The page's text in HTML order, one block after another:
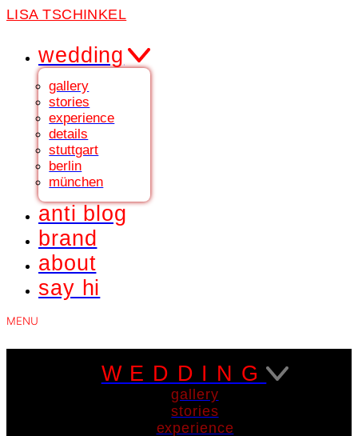
LISA TSCHINKEL
wedding
gallery
stories
experience
details
stuttgart
berlin
münchen
anti blog
brand
about
say hi
MENU
WEDDING
gallery
stories
experience